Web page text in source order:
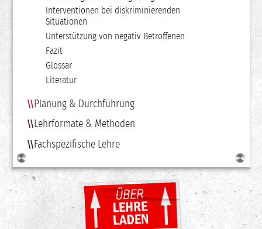
Interventionen bei diskriminierenden
Situationen
Unterstützung von negativ Betroffenen
Fazit
Glossar
Literatur
Planung & Durchführung
Lehrformate & Methoden
Fachspezifische Lehre